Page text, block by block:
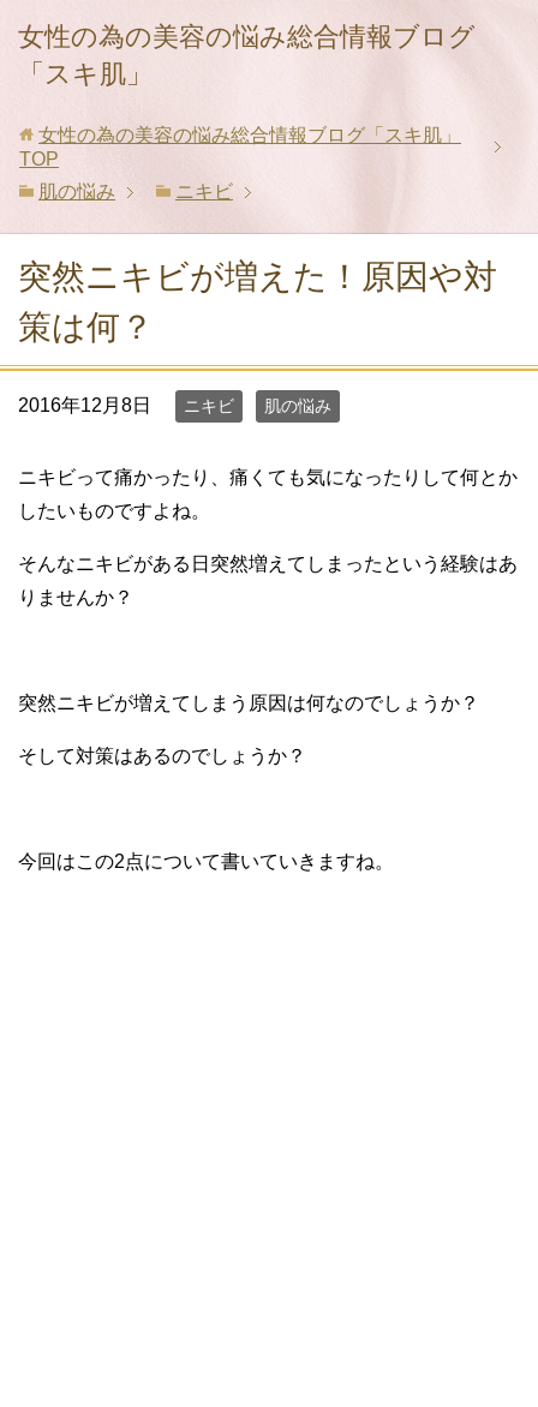
女性の為の美容の悩み総合情報ブログ
「スキ肌」
女性の為の美容の悩み総合情報ブログ「スキ肌」
TOP
肌の悩み
ニキビ
突然ニキビが増えた！原因や対
策は何？
2016年12月8日 ニキビ 肌の悩み
ニキビって痛かったり、痛くても気になったりして何とか
したいものですよね。
そんなニキビがある日突然増えてしまったという経験はあ
りませんか？
突然ニキビが増えてしまう原因は何なのでしょうか？
そして対策はあるのでしょうか？
今回はこの2点について書いていきますね。